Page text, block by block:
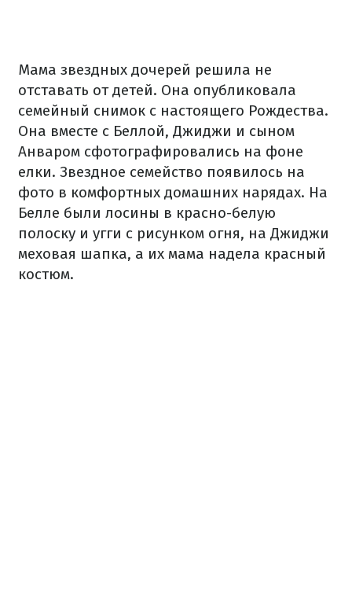
Мама звездных дочерей решила не
отставать от детей. Она опубликовала
семейный снимок с настоящего Рождества.
Она вместе с Беллой, Джиджи и сыном
Анваром сфотографировались на фоне
елки. Звездное семейство появилось на
фото в комфортных домашних нарядах. На
Белле были лосины в красно-белую
полоску и угги с рисунком огня, на Джиджи
меховая шапка, а их мама надела красный
костюм.